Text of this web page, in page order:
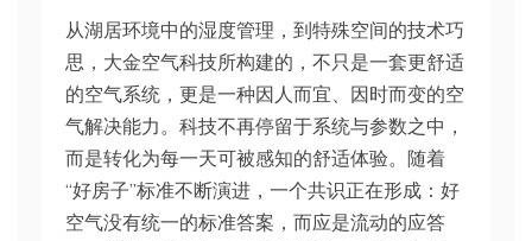
从湖居环境中的湿度管理，到特殊空间的技术巧
思，大金空气科技所构建的，不只是一套更舒适
的空气系统，更是一种因人而宜、因时而变的空
气解决能力。科技不再停留于系统与参数之中，
而是转化为每一天可被感知的舒适体验。随着
“好房子”标准不断演进，一个共识正在形成：好
空气没有统一的标准答案，而应是流动的应答